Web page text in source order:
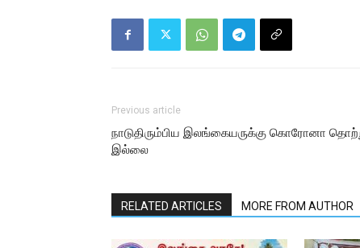
Previous article
நாடுதிரும்பிய இலங்கையருக்கு கொரோனா
இல்லை
RELATED ARTICLES MORE FROM AUTHOR